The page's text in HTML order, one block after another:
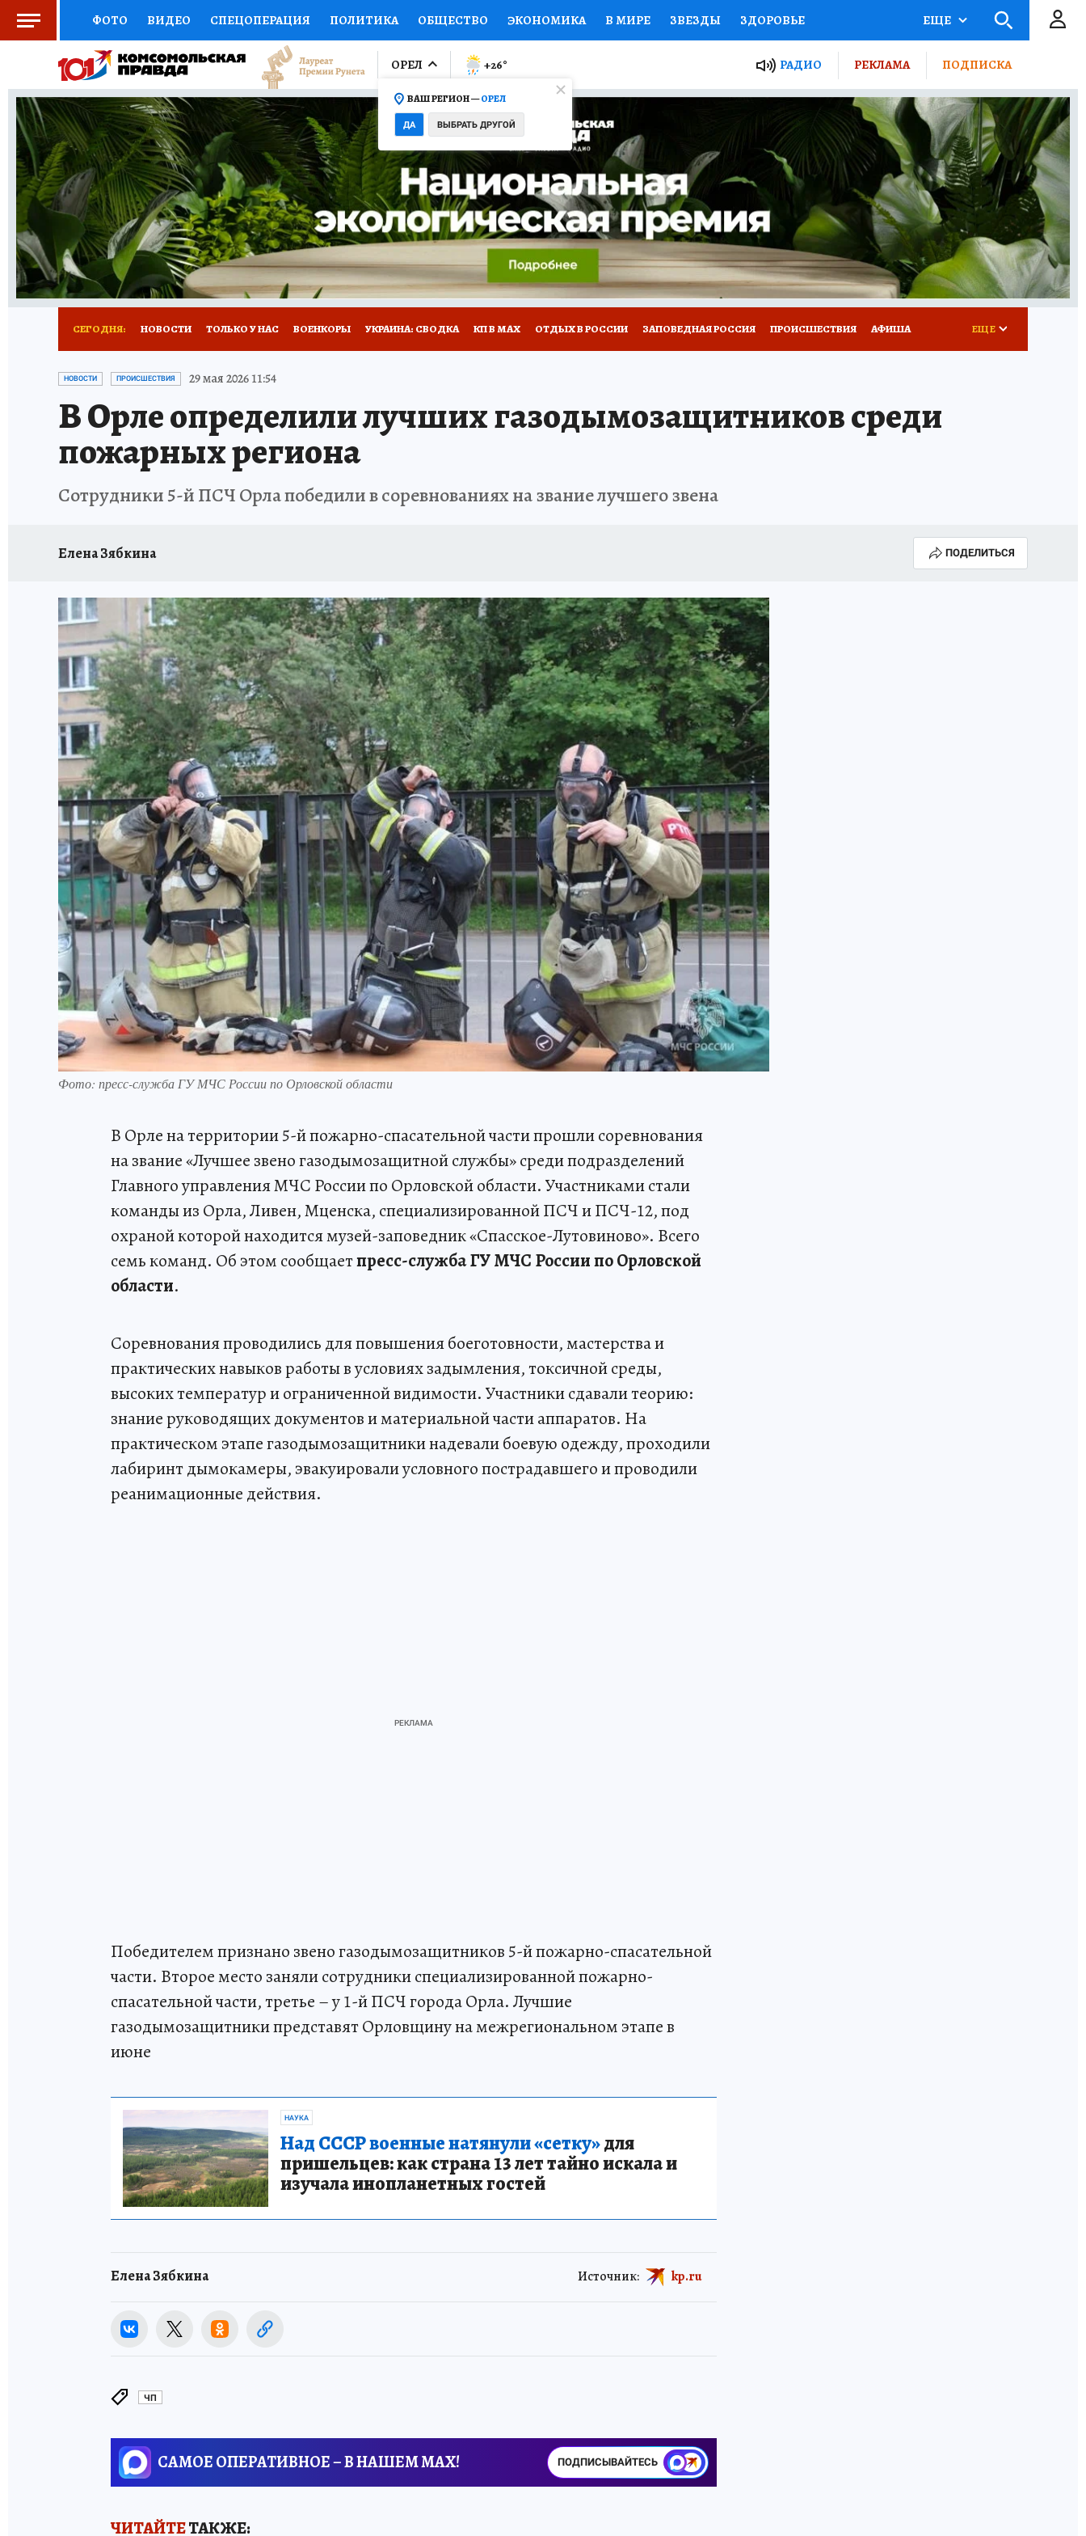
ФОТО ВИДЕО СПЕЦОПЕРАЦИЯ ПОЛИТИКА ОБЩЕСТВО ЭКОНОМИКА В МИРЕ ЗВЕЗДЫ ЗДОРОВЬЕ
СОЦПОДДЕРЖКА НАУКА СПОРТ КОЛУМНИСТЫ ПРОИСШЕСТВИЯ НАЦИОНАЛЬНЫЕ ПРОЕКТЫ РОССИИ
ВЫБОР ЭКСПЕРТОВ ДОКТОР ФИНАНСЫ ОТКРЫВАЕМ МИР СЕМЬЯ ЖЕНСКИЕ СЕКРЕТЫ ПУТЕВОДИТЕЛЬ
КНИЖНАЯ ПОЛКА ПРОГНОЗЫ НА СПОРТ ПРОМОКОДЫ СЕРИАЛЫ СПЕЦПРОЕКТЫ ДЕФИЦИТ ЖЕЛЕЗА ТУРИЗМ
ПРЕСС-ЦЕНТР НЕДВИЖИМОСТЬ ТЕЛЕВИЗОР КОЛЛЕКЦИИ КОНКУРСЫ РАБОТА У НАС ГИД ПОТРЕБИТЕЛЯ ВСЕ О КП
РАДИО КП РЕКЛАМА ТЕСТЫ НОВОЕ НА САЙТЕ
ЕЩЕ
ОРЕЛ
ВАШ РЕГИОН —ОРЕЛ
ДА ВЫБРАТЬ ДРУГОЙ
+26° РАДИО РЕКЛАМА ПОДПИСКА
СЕГОДНЯ: НОВОСТИ ТОЛЬКО У НАС ВОЕНКОРЫ УКРАИНА: СВОДКА КП В МАХ ОТДЫХ В РОССИИ ЗАПОВЕДНАЯ РОССИЯ ПРОИСШЕСТВИЯ АФИША
ИСПЫТАНО НА СЕБЕ
ЕЩЕ
НОВОСТИ ПРОИСШЕСТВИЯ 29 мая 2026 11:54
В Орле определили лучших газодымозащитников среди
пожарных региона
Сотрудники 5-й ПСЧ Орла победили в соревнованиях на звание лучшего звена
Елена Зябкина ПОДЕЛИТЬСЯ
Фото: пресс-служба ГУ МЧС России по Орловской области
В Орле на территории 5-й пожарно-спасательной части прошли соревнования
на звание «Лучшее звено газодымозащитной службы» среди подразделений
Главного управления МЧС России по Орловской области. Участниками стали
команды из Орла, Ливен, Мценска, специализированной ПСЧ и ПСЧ-12, под
охраной которой находится музей-заповедник «Спасское-Лутовиново». Всего
семь команд. Об этом сообщаетпресс-служба ГУ МЧС России по Орловской
области.
Соревнования проводились для повышения боеготовности, мастерства и
практических навыков работы в условиях задымления, токсичной среды,
высоких температур и ограниченной видимости. Участники сдавали теорию:
знание руководящих документов и материальной части аппаратов. На
практическом этапе газодымозащитники надевали боевую одежду, проходили
лабиринт дымокамеры, эвакуировали условного пострадавшего и проводили
реанимационные действия.
Победителем признано звено газодымозащитников 5-й пожарно-спасательной
части. Второе место заняли сотрудники специализированной пожарно-
спасательной части, третье – у 1-й ПСЧ города Орла. Лучшие
газодымозащитники представят Орловщину на межрегиональном этапе в
июне
НАУКА
Над СССР военные натянули «сетку»для
пришельцев: как страна 13 лет тайно искала и
изучала инопланетных гостей
Елена Зябкина Источник: kp.ru
ЧП
САМОЕ ОПЕРАТИВНОЕ – В НАШЕМ MAX! ПОДПИСЫВАЙТЕСЬ
ЧИТАЙТЕТАКЖЕ: